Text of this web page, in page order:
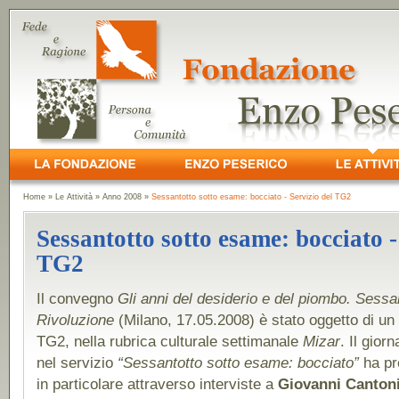
Home » Le Attività » Anno 2008 » Sessantotto sotto esame: bocciato - Servizio del TG2
Sessantotto sotto esame: bocciato
TG2
Il convegno Gli anni del desiderio e del piombo.
Rivoluzione (Milano, 17.05.2008) è stato oggetto di
TG2, nella rubrica culturale settimanale Mizar. Il
nel servizio “Sessantotto sotto esame: bocciato”ha
in particolare attraverso interviste a Giovanni